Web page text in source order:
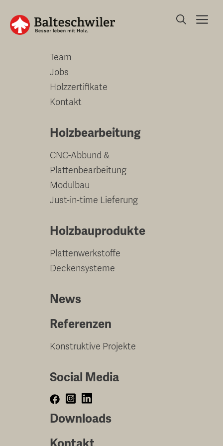
zum
Inhalt
Unternehmen
Team
Jobs
Holzzertifikate
Kontakt
Holzbearbeitung
CNC-Abbund &
Plattenbearbeitung
Modulbau
Just-in-time Lieferung
Holzbauprodukte
Plattenwerkstoffe
Deckensysteme
News
Referenzen
Konstruktive Projekte
Social Media
Downloads